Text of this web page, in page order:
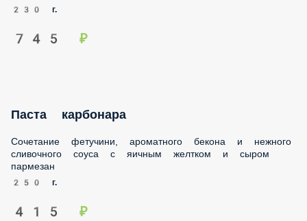
230 г.
745 ₽
Паста карбонара
Сочетание фетучини, ароматного бекона и нежного
сливочного соуса с яичным желтком и сыром пармезан
250 г.